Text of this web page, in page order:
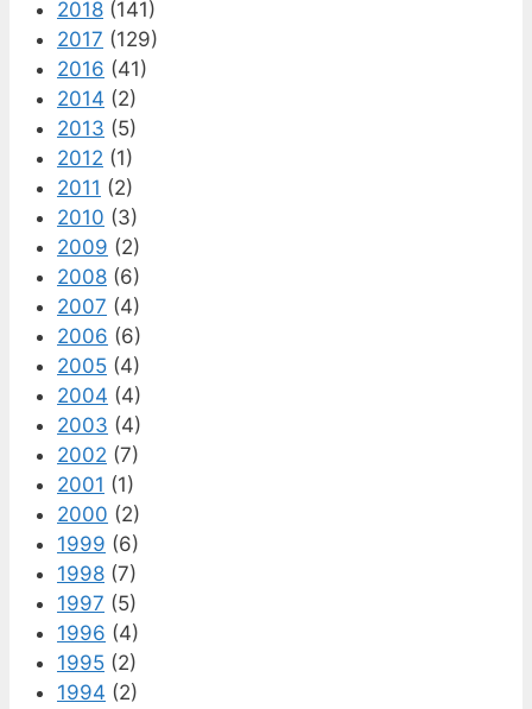
2018 (141)
2017 (129)
2016 (41)
2014 (2)
2013 (5)
2012 (1)
2011 (2)
2010 (3)
2009 (2)
2008 (6)
2007 (4)
2006 (6)
2005 (4)
2004 (4)
2003 (4)
2002 (7)
2001 (1)
2000 (2)
1999 (6)
1998 (7)
1997 (5)
1996 (4)
1995 (2)
1994 (2)